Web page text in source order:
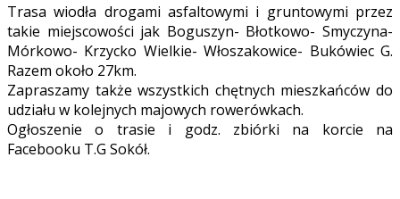
Trasa wiodła drogami asfaltowymi i gruntowymi przez
takie miejscowości jak Boguszyn- Błotkowo- Smyczyna-
Mórkowo- Krzycko Wielkie- Włoszakowice- Bukówiec G.
Razem około 27km.
Zapraszamy także wszystkich chętnych mieszkańców do
udziału w kolejnych majowych rowerówkach.
Ogłoszenie o trasie i godz. zbiórki na korcie na
Facebooku T.G Sokół.